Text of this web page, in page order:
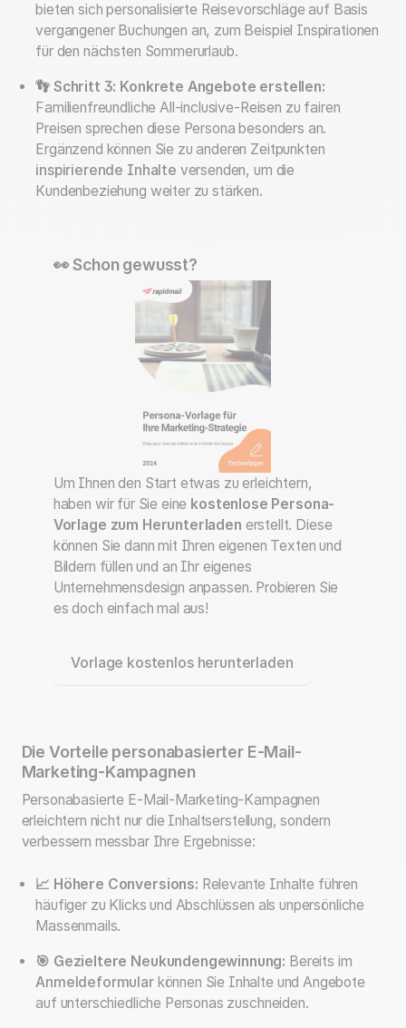
bieten sich personalisierte Reisevorschläge auf Basis
vergangener Buchungen an, zum Beispiel Inspirationen
für den nächsten Sommerurlaub.
👣 Schritt 3: Konkrete Angebote erstellen:
Familienfreundliche All-inclusive-Reisen zu fairen
Preisen sprechen diese Persona besonders an.
Ergänzend können Sie zu anderen Zeitpunkten
inspirierende Inhalte versenden, um die
Kundenbeziehung weiter zu stärken.
👀 Schon gewusst?
Um Ihnen den Start etwas zu erleichtern,
haben wir für Sie eine kostenlose Persona-
Vorlage zum Herunterladen erstellt. Diese
können Sie dann mit Ihren eigenen Texten und
Bildern füllen und an Ihr eigenes
Unternehmensdesign anpassen. Probieren Sie
es doch einfach mal aus!
Vorlage kostenlos herunterladen
Die Vorteile personabasierter E-Mail-
Marketing-Kampagnen
Personabasierte E-Mail-Marketing-Kampagnen
erleichtern nicht nur die Inhaltserstellung, sondern
verbessern messbar Ihre Ergebnisse:
📈 Höhere Conversions: Relevante Inhalte führen
häufiger zu Klicks und Abschlüssen als unpersönliche
Massenmails.
🎯 Gezieltere Neukundengewinnung: Bereits im
Anmeldeformularkönnen Sie Inhalte und Angebote
auf unterschiedliche Personas zuschneiden.